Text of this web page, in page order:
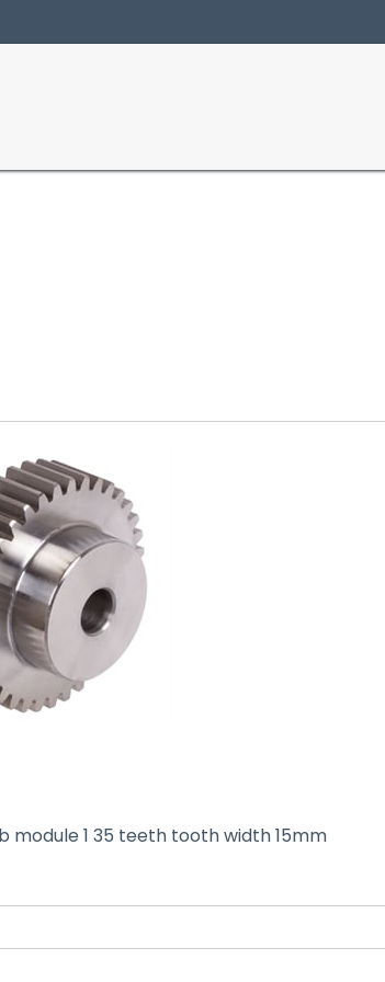
module 1 35 teeth tooth width 15mm